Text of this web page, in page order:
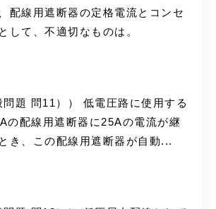
配線用遮断器の定格電流とコンセ
して、不適切なものは。
問題 問11）） 低電圧路に使用する
の配線用遮断器に25Aの電流が継
き、この配線用遮断器が自動...